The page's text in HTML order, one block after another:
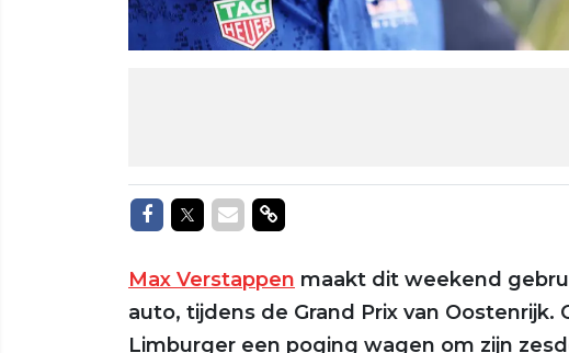
Delen op Facebook
Delen op Twitter
Delen via Mail
Delen via link
Max Verstappen maakt dit weekend
auto, tijdens de Grand Prix van Oostenrijk.
Limburger een poging wagen om zijn